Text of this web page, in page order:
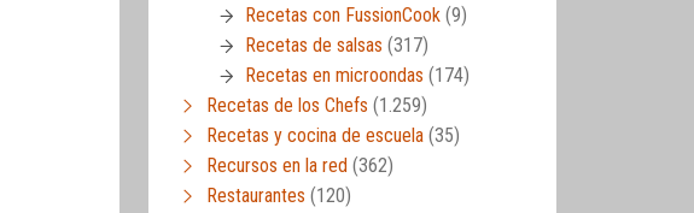
Recetas con FussionCook (9)
Recetas de salsas (317)
Recetas en microondas (174)
Recetas de los Chefs (1.259)
Recetas y cocina de escuela (35)
Recursos en la red (362)
Restaurantes (120)